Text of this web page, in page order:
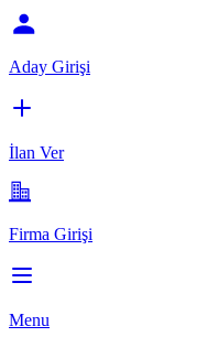
Aday Girişi
İlan Ver
Firma Girişi
Menu